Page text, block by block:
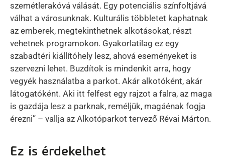
szemétlerakóvá válását. Egy potenciális színfoltjává
válhat a városunknak. Kulturális többletet kaphatnak
az emberek, megtekinthetnek alkotásokat, részt
vehetnek programokon. Gyakorlatilag ez egy
szabadtéri kiállítóhely lesz, ahová eseményeket is
szervezni lehet. Buzdítok is mindenkit arra, hogy
vegyék használatba a parkot. Akár alkotóként, akár
látogatóként. Aki itt felfest egy rajzot a falra, az maga
is gazdája lesz a parknak, reméljük, magáénak fogja
érezni” – vallja az Alkotóparkot tervező Révai Márton.
Ez is érdekelhet